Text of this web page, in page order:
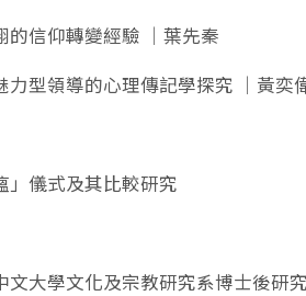
信仰轉變經驗 ｜葉先秦
型領導的心理傳記學探究 ｜黃奕
」儀式及其比較研究
大學文化及宗教研究系博士後研